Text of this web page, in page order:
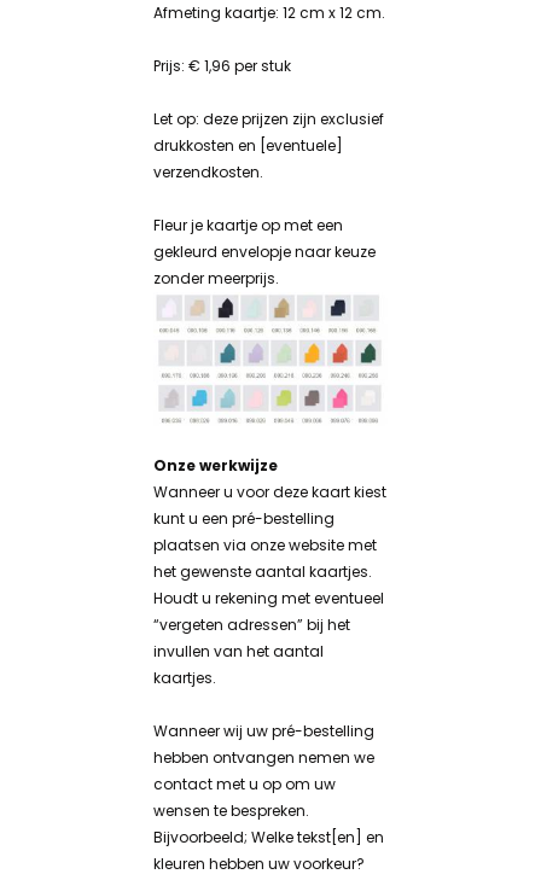
Afmeting kaartje: 12 cm x 12 cm.
Prijs: € 1,96 per stuk
Let op: deze prijzen zijn exclusief
drukkosten en [eventuele]
verzendkosten.
Fleur je kaartje op met een
gekleurd envelopje naar keuze
zonder meerprijs.
Onze werkwijze
Wanneer u voor deze kaart kiest
kunt u een pré-bestelling
plaatsen via onze website met
het gewenste aantal kaartjes.
Houdt u rekening met eventueel
“vergeten adressen” bij het
invullen van het aantal
kaartjes.
Wanneer wij uw pré-bestelling
hebben ontvangen nemen we
contact met u op om uw
wensen te bespreken.
Bijvoorbeeld; Welke tekst[en] en
kleuren hebben uw voorkeur?